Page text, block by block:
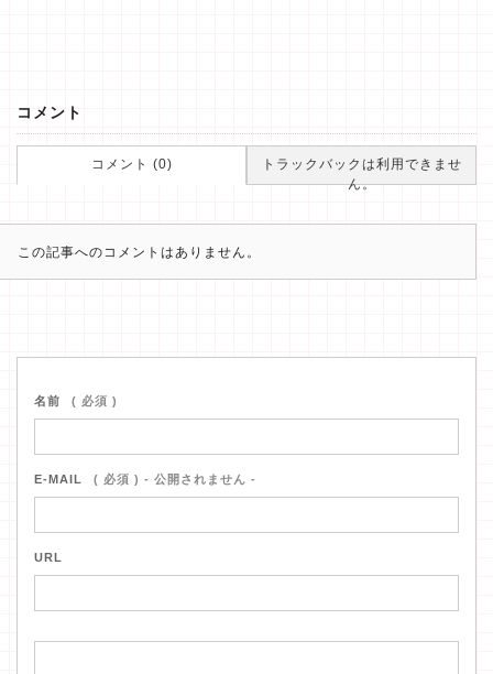
コメント
コメント (0)
トラックバックは利用できませ
ん。
この記事へのコメントはありません。
名前 ( 必須 )
E-MAIL ( 必須 ) - 公開されません -
URL